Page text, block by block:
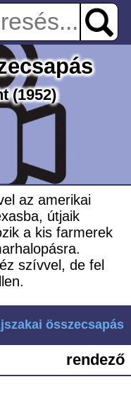
(1952)
az amerikai
útjaik
a kis farmerek
szívvel, de fel
összecsapás
rendező